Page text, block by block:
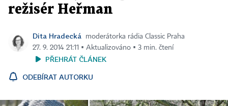
režisér Heřman
Dita Hradecká
moderátorka rádia Classic Praha
27. 9. 2014 21:11 ▪ Aktualizováno ▪ 3 min. čtení
PŘEHRÁT ČLÁNEK
ODEBÍRAT AUTORKU